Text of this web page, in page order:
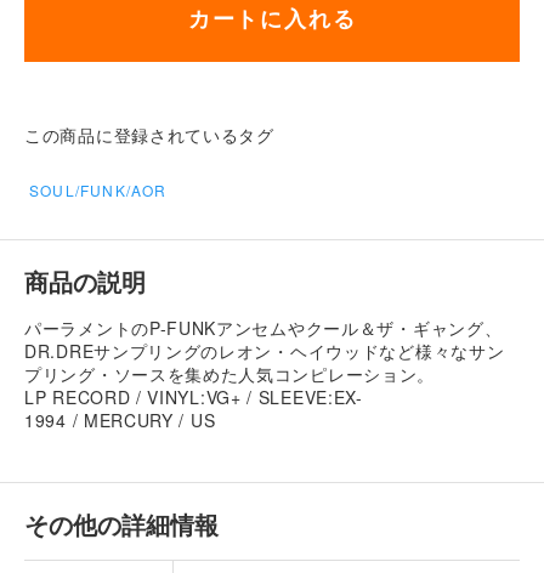
カートに入れる
この商品に登録されているタグ
SOUL/FUNK/AOR
商品の説明
パーラメントのP-FUNKアンセムやクール＆ザ・ギャング、
DR.DREサンプリングのレオン・ヘイウッドなど様々なサン
プリング・ソースを集めた人気コンピレーション。
LP RECORD / VINYL:VG+ / SLEEVE:EX-
1994 / MERCURY / US
その他の詳細情報